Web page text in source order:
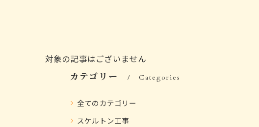
対象の記事はございません
カテゴリー Categories
全てのカテゴリー
スケルトン工事